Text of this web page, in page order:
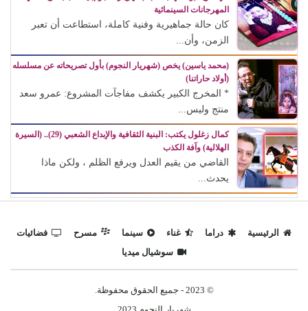
المهرجانات السينمائية
كان حالة جماهيرية وفنية كاملة، استطاعت أن تعبر
الزمن، وأن...
(محمد ياسين) يخص (شهريار النجوم) بأول تصريحاته عن مسلسله
(أولاد حاراتنا)
* المخرج الكبير يكشف مفاجآت المشروع: عمرو سعد
منتج وليس...
كمال زغلول يكتب: البنية الثقافية والإبداع الشعبي (29).. (السيرة
الهلالية) وآفة الكذب
القاضي من يقيم العدل ويرفع الظلم ، ولكن ماذا
يحدث...
الرئيسية دراما غناء سينما مسرح
فضائيات
سوشيال ميديا
© 2023 - جميع الحقوق محفوظة.